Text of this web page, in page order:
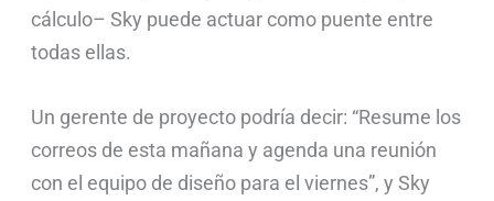
cálculo– Sky puede actuar como puente entre
todas ellas.
Un gerente de proyecto podría decir: “Resume los
correos de esta mañana y agenda una reunión
con el equipo de diseño para el viernes”, y Sky